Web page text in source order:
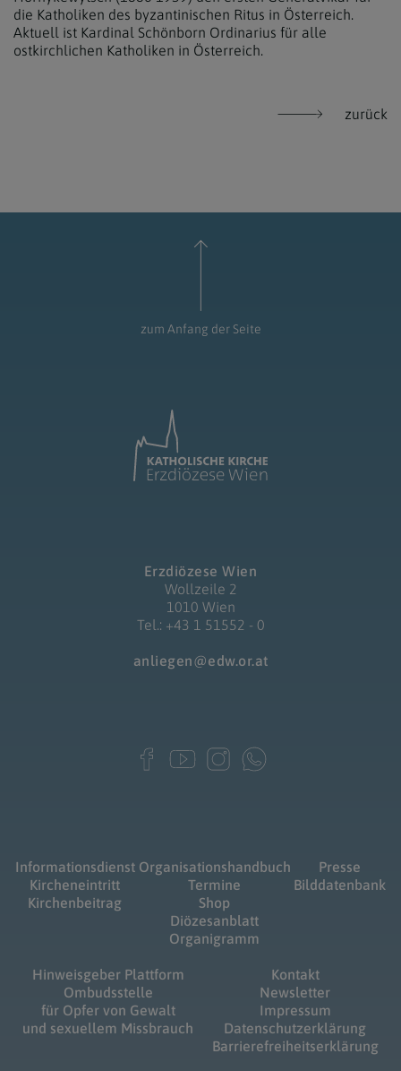
die Katholiken des byzantinischen Ritus in Österreich.
Aktuell ist Kardinal Schönborn Ordinarius für alle
ostkirchlichen Katholiken in Österreich.
zurück
zum Anfang der Seite
Erzdiözese Wien
Wollzeile 2
1010 Wien
Tel.: +43 1 51552 - 0
anliegen@edw.or.at
Informationsdienst
Kircheneintritt
Kirchenbeitrag
Organisationshandbuch
Termine
Shop
Diözesanblatt
Organigramm
Presse
Bilddatenbank
Hinweisgeber Plattform
Ombudsstelle
für Opfer von Gewalt
und sexuellem Missbrauch
Kontakt
Newsletter
Impressum
Datenschutzerklärung
Barrierefreiheitserklärung